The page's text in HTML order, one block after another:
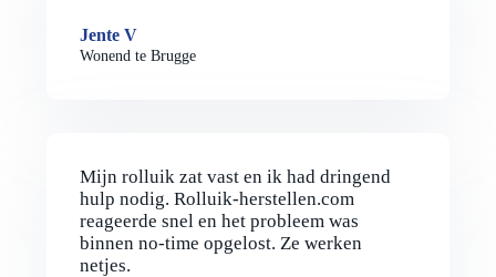
Jente V
Wonend te Brugge
Mijn rolluik zat vast en ik had dringend
hulp nodig. Rolluik-herstellen.com
reageerde snel en het probleem was
binnen no-time opgelost. Ze werken
netjes.